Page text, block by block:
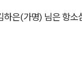
하은(가명) 님은 항소